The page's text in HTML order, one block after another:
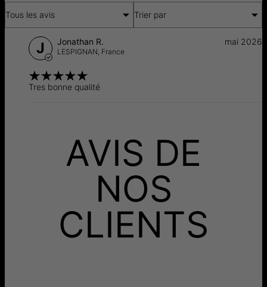
Tous les avis Trier par
J Jonathan R.
LESPIGNAN, France
mai 2026
Tres bonne qualité
AVIS DE
NOS
CLIENTS